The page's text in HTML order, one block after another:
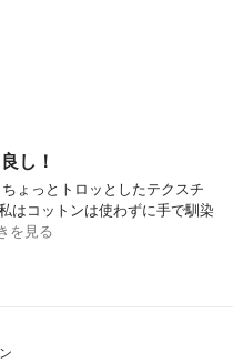
し！
ょっとトロッとしたテクスチ
はコットンは使わずに手で馴染
を見る